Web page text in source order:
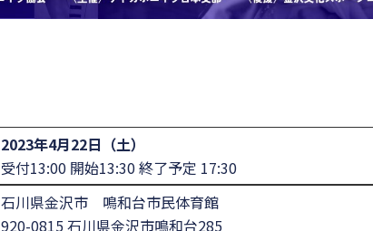
2023年4月22日（土）
受付13:00 開始13:30 終了予定 17:30
石川県金沢市 鳴和台市民体育館
920-0815 石川県金沢市鳴和台285